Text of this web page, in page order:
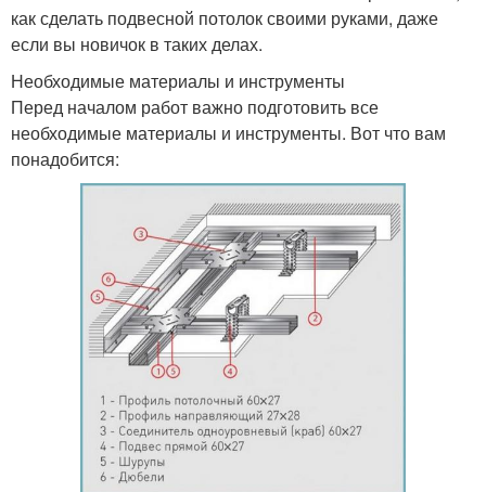
как сделать подвесной потолок своими руками, даже
если вы новичок в таких делах.
Необходимые материалы и инструменты
Перед началом работ важно подготовить все
необходимые материалы и инструменты. Вот что вам
понадобится: